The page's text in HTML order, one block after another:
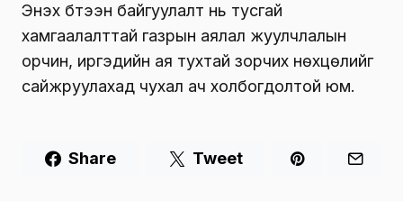
Энэхүү бүтээн байгуулалт нь тусгай
хамгаалалттай газрын аялал жуулчлалын
орчин, иргэдийн ая тухтай зорчих нөхцөлийг
сайжруулахад чухал ач холбогдолтой юм.
Share Tweet